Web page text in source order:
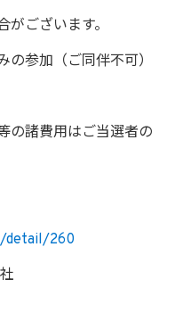
ございます。
参加（ご同伴不可）
の諸費用はご当選者の
detail/260